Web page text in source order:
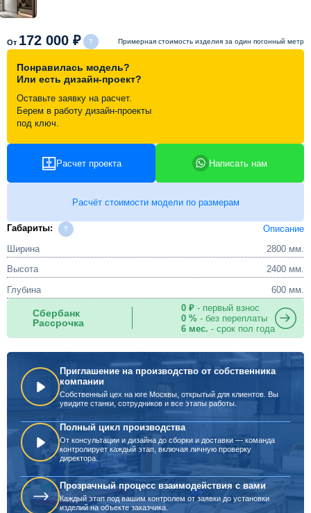
Контакты
От 172 000 ₽ Примерная стоимость изделия за один погонный метр
Понравилась модель?
Или есть дизайн-проект?
Оставьте заявку на расчет.
Берем в работу дизайн-проекты
под ключ.
Расчет проекта Написать нам
Расчёт стоимости модели по размерам
Габариты:
Описание
Ширина
2800 мм.
Высота
2400 мм.
Глубина
600 мм.
Сбербанк
Рассрочка
0 ₽- первый взнос
0 %- без переплаты
6 мес. - срок пол года
Приглашение на производство от собственника
компании
Собственный цех на юге Москвы, открытый для клиентов. Вы
увидите станки, сотрудников и все этапы работы.
Полный цикл производства
От консультации и дизайна до сборки и доставки — команда
контролирует каждый этап, включая личную проверку
директора.
Прозрачный процесс взаимодействия с вами
Каждый этап под вашим контролем от заявки до установки
изделий на объекте заказчика.